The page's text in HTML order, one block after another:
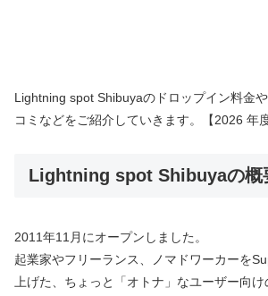
Lightning spot Shibuyaのドロップイン料金
コミなどをご紹介していきます。【2026 年度
Lightning spot Shibuyaの概
2011年11月にオープンしました。
起業家やフリーランス、ノマドワーカーを
上げた、ちょっと「オトナ」なユーザー向